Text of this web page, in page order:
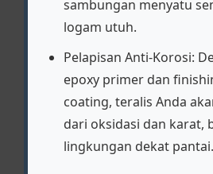
sambungan menyatu
logam utuh.
Pelapisan Anti-Korosi:
epoxy primer dan
coating, teralis Anda
dari oksidasi dan karat,
lingkungan dekat pantai.